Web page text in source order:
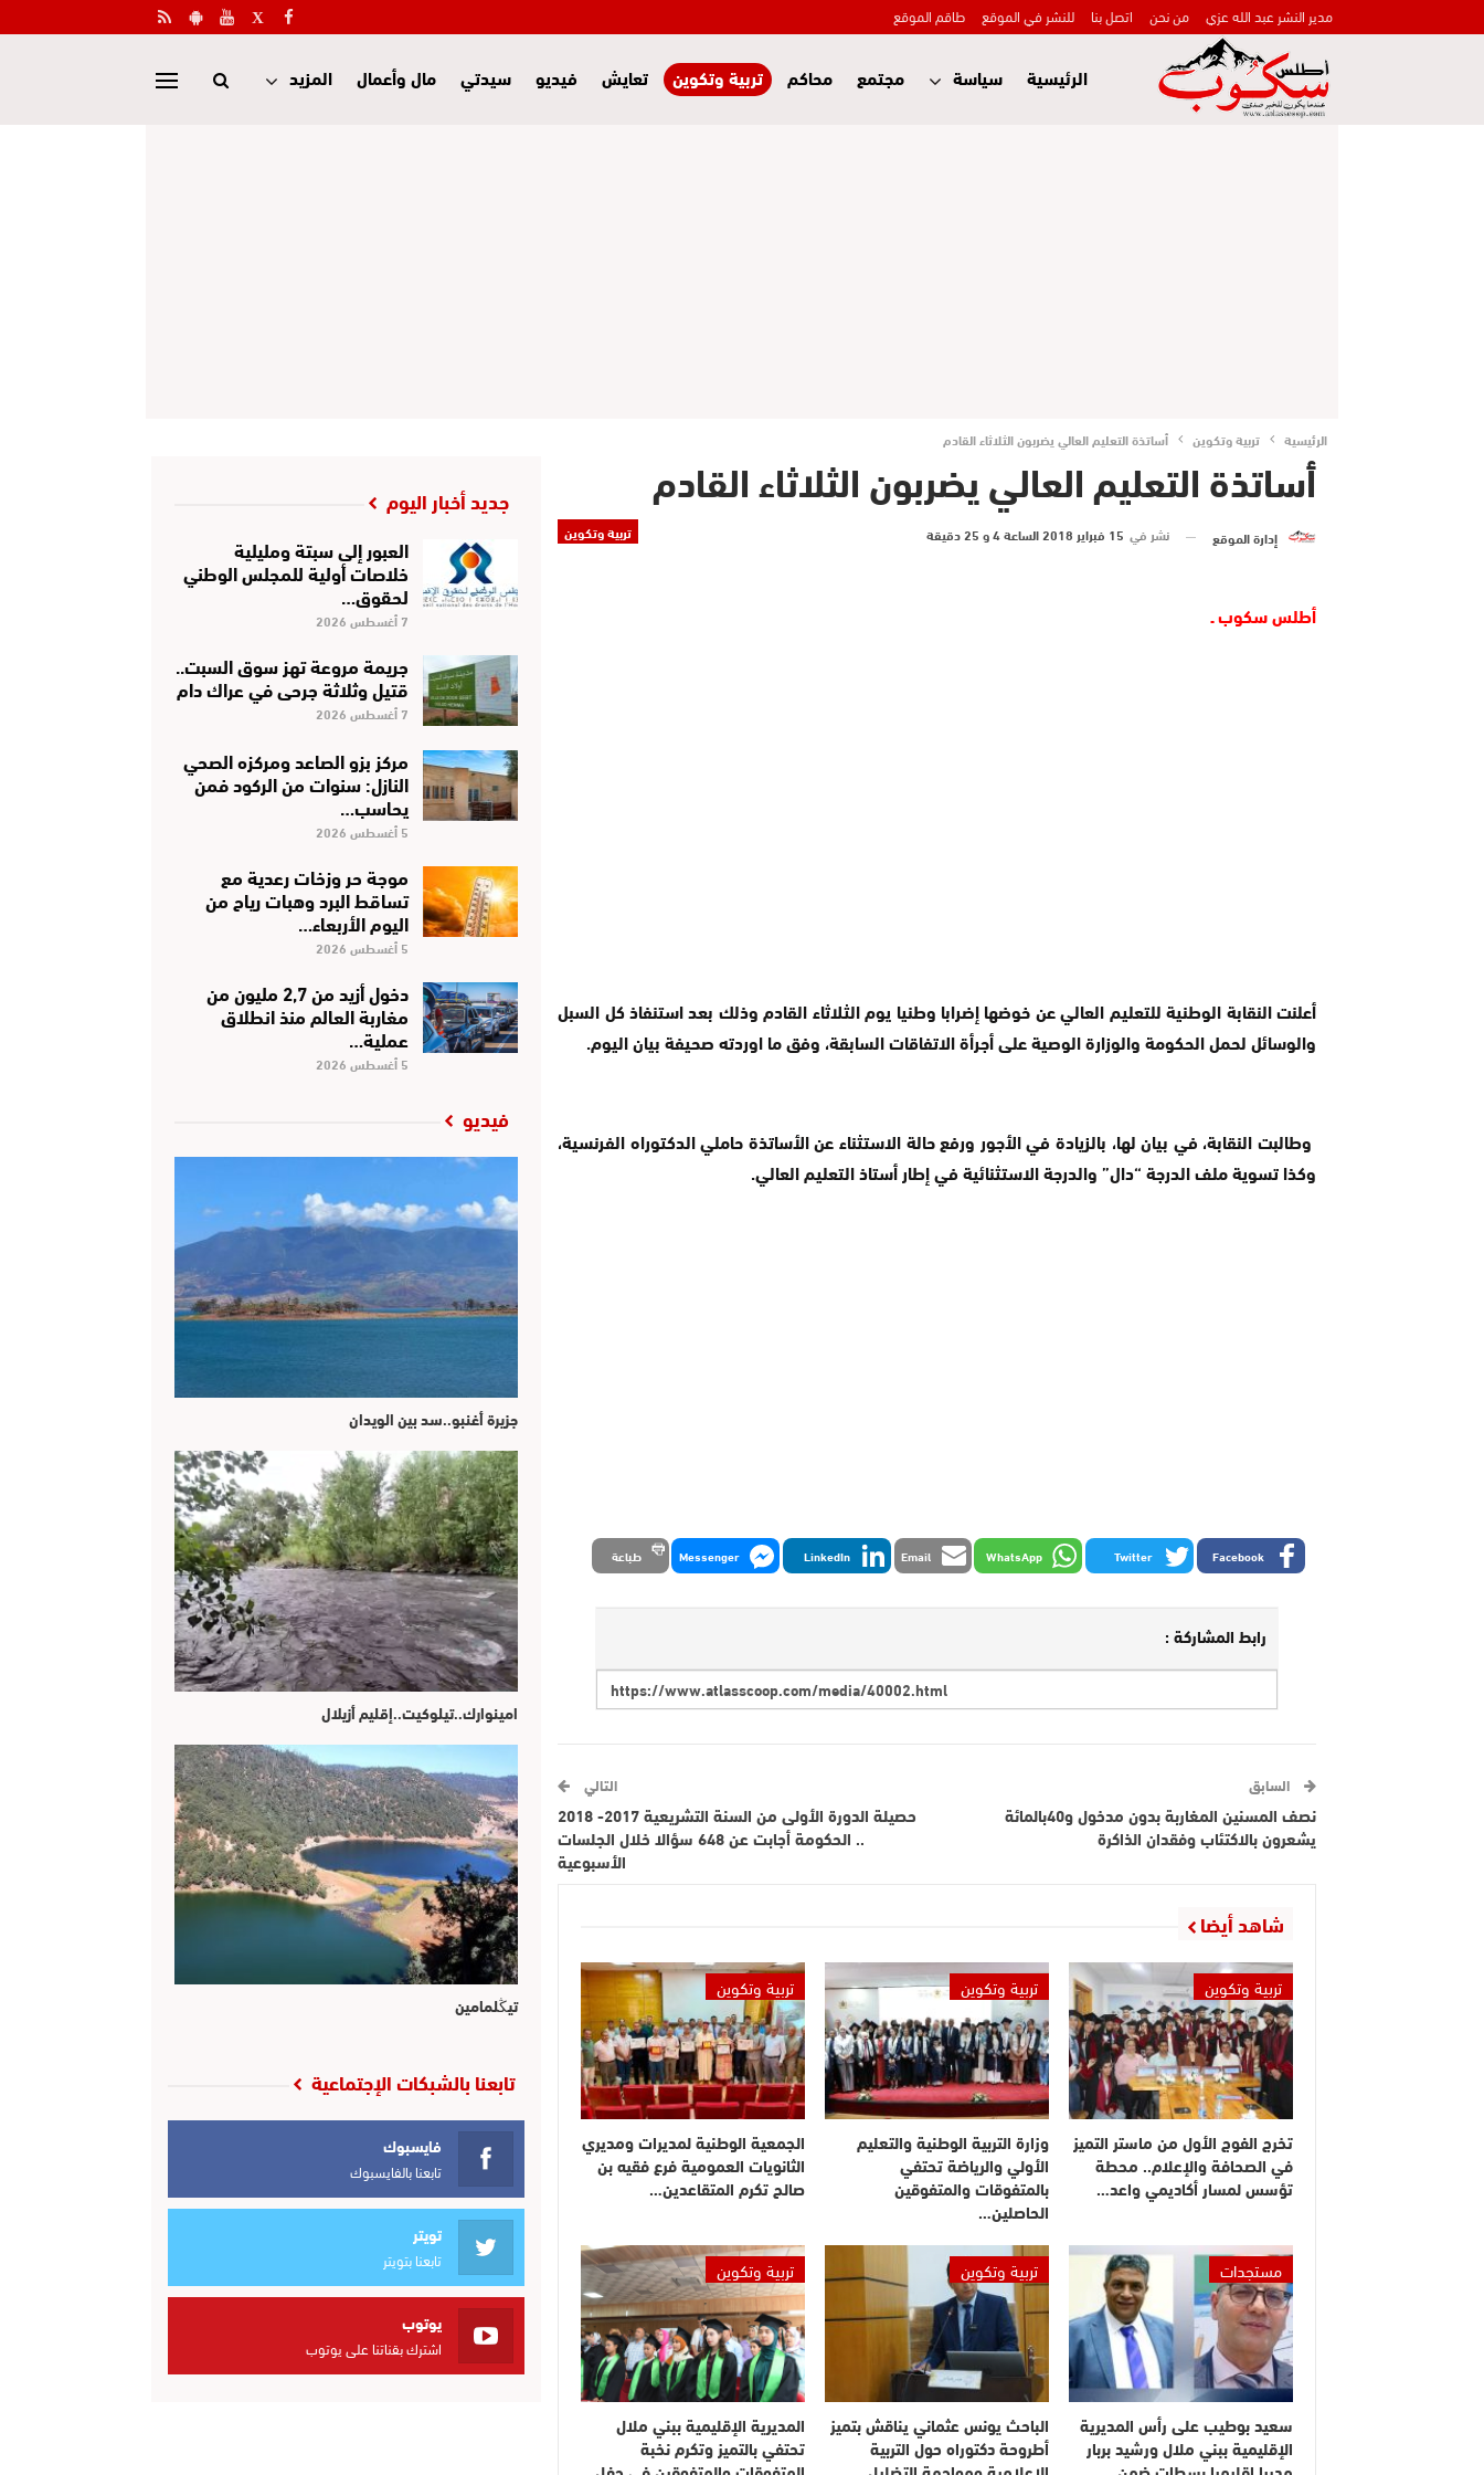
مدير النشر عبد الله عزي من نحن اتصل بنا للنشر في الموقع طاقم الموقع
الرئيسية سياسة مجتمع محاكم تربية وتكوين تعايش فيديو سيدتي مال وأعمال المزيد
الرئيسية تربية وتكوين أساتذة التعليم العالي يضربون الثلاثاء القادم
أساتذة التعليم العالي يضربون الثلاثاء القادم
تربية وتكوين إدارة الموقع نشر في 15 فبراير 2018 الساعة 4 و 25 دقيقة
أطلس سكوب ـ
أعلنت النقابة الوطنية للتعليم العالي عن خوضها إضرابا وطنيا يوم الثلاثاء القادم وذلك بعد استنفاذ كل السبل
والوسائل لحمل الحكومة والوزارة الوصية على أجرأة الاتفاقات السابقة، وفق ما اوردته صحيفة بيان اليوم.
وطالبت النقابة، في بيان لها، بالزيادة في الأجور ورفع حالة الاستثناء عن الأساتذة حاملي الدكتوراه الفرنسية،
وكذا تسوية ملف الدرجة “دال” والدرجة الاستثنائية في إطار أستاذ التعليم العالي.
Facebook
Twitter
WhatsApp
Email
LinkedIn
Messenger طباعة
رابط المشاركة :
السابق
نصف المسنين المغاربة بدون مدخول و40بالمائة
يشعرون بالاكتئاب وفقدان الذاكرة
التالي
حصيلة الدورة الأولى من السنة التشريعية 2017- 2018
.. الحكومة أجابت عن 648 سؤالا خلال الجلسات
الأسبوعية
شاهد أيضا
تربية وتكوين
تخرج الفوج الأول من ماستر التميز
في الصحافة والإعلام.. محطة
تؤسس لمسار أكاديمي واعد…
تربية وتكوين
وزارة التربية الوطنية والتعليم
الأولي والرياضة تحتفي
بالمتفوقات والمتفوقين
الحاصلين…
تربية وتكوين
الجمعية الوطنية لمديرات ومديري
الثانويات العمومية فرع فقيه بن
صالح تكرم المتقاعدين…
مستجدات
سعيد بوطيب على رأس المديرية
الإقليمية ببني ملال ورشيد بربار
تربية وتكوين
الباحث يونس عثماني يناقش بتميز
أطروحة دكتوراه حول التربية
تربية وتكوين
المديرية الإقليمية ببني ملال
تحتفي بالتميز وتكرم نخبة
جديد أخبار اليوم
العبور إلى سبتة ومليلية
خلاصات أولية للمجلس الوطني
لحقوق…
7 أغسطس 2026
جريمة مروعة تهز سوق السبت..
قتيل وثلاثة جرحى في عراك دام
7 أغسطس 2026
مركز بزو الصاعد ومركزه الصحي
النازل: سنوات من الركود فمن
يحاسب…
5 أغسطس 2026
موجة حر وزخات رعدية مع
تساقط البرد وهبات رياح من
اليوم الأربعاء…
5 أغسطس 2026
دخول أزيد من 2,7 مليون من
مغاربة العالم منذ انطلاق
عملية…
5 أغسطس 2026
فيديو
جزيرة أغنبو..سد بين الويدان
امينوارك..تيلوكيت..إقليم أزيلال
تيڭلمامين
تابعنا بالشبكات الإجتماعية
فايسبوك
تابعنا بالفايسبوك
تويتر
تابعنا بتويتر
يوتوب
اشترك بقناتنا على يوتوب